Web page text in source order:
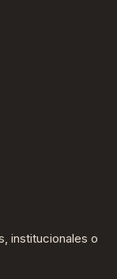
institucionales o